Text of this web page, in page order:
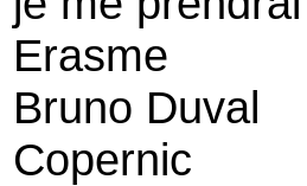
Erasme
Bruno Duval
Copernic